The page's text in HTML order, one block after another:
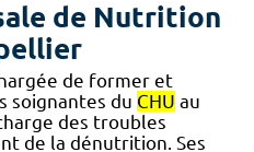
de Nutrition
de former et
soignantes du CHU au
des troubles
de la dénutrition. Ses